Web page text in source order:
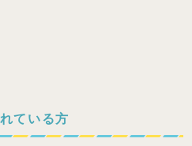
ている方